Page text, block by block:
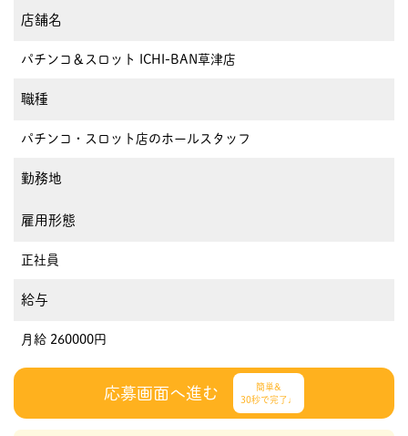
店舗名
パチンコ＆スロット ICHI-BAN草津店
職種
パチンコ・スロット店のホールスタッフ
勤務地
雇用形態
正社員
給与
月給 260000円
応募画面へ進む
簡単&
30秒で完了♩